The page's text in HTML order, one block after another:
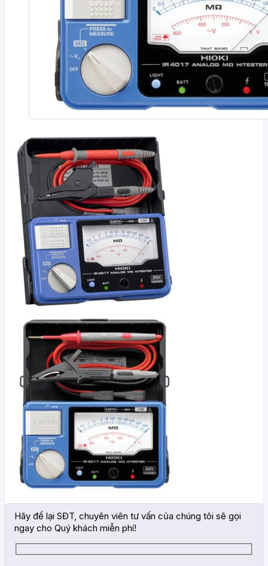
Hãy để lại SĐT, chuyên viên tư vấn của chúng tôi sẽ gọi
ngay cho Quý khách miễn phí!